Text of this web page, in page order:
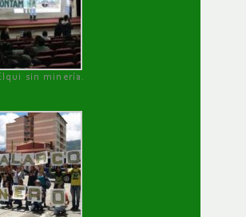
sin minería.